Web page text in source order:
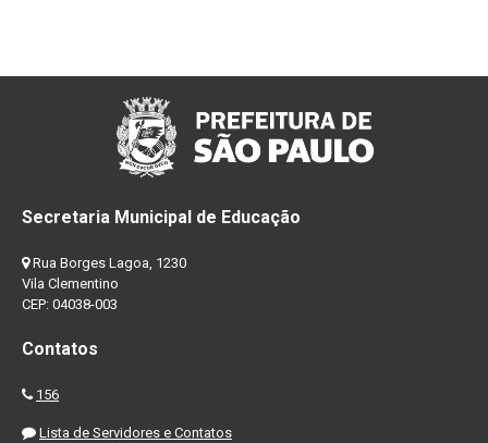
Secretaria Municipal de Educação
Rua Borges Lagoa, 1230
Vila Clementino
CEP: 04038-003
Contatos
156
Lista de Servidores e Contatos